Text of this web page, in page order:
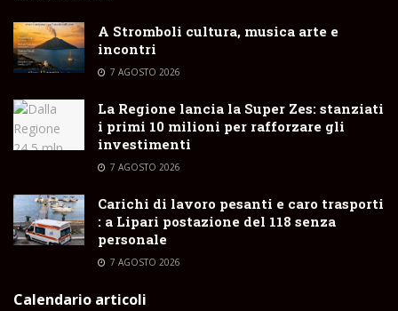
A Stromboli cultura, musica arte e
incontri
7 AGOSTO 2026
La Regione lancia la Super Zes: stanziati
i primi 10 milioni per rafforzare gli
investimenti
7 AGOSTO 2026
Carichi di lavoro pesanti e caro trasporti
: a Lipari postazione del 118 senza
personale
7 AGOSTO 2026
Calendario articoli